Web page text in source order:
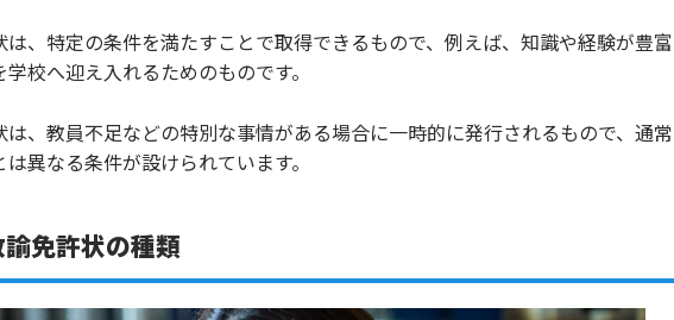
は、特定の条件を満たすことで取得できるもので、例えば、知識や経験が豊富
校へ迎え入れるためのものです。
は、教員不足などの特別な事情がある場合に一時的に発行されるもので、通常
異なる条件が設けられています。
免許状の種類